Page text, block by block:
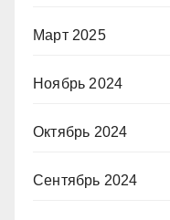
Март 2025
Ноябрь 2024
Октябрь 2024
Сентябрь 2024